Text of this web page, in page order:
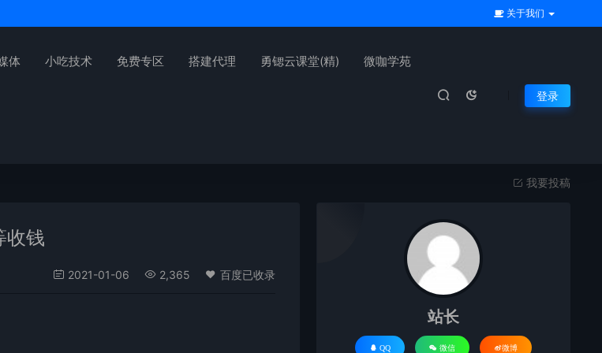
关于我们
体 小吃技术 免费专区 搭建代理 勇锶云课堂(精) 微咖学苑
登录
我要投稿
收钱
2021-01-06 2,365 百度已收录
站长
QQ 微信 微博